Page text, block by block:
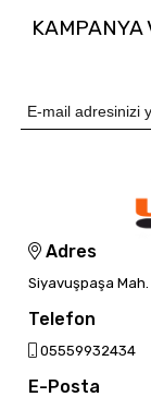
KAMPANYA
Adres
Siyavuşpaşa
Telefon
05559932434
E-Posta